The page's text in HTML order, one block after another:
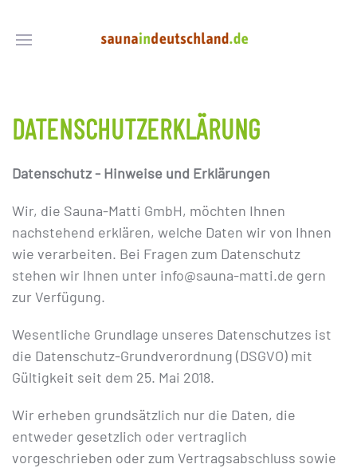
DATENSCHUTZERKLÄRUNG
Datenschutz - Hinweise und Erklärungen
Wir, die Sauna-Matti GmbH, möchten Ihnen
nachstehend erklären, welche Daten wir von Ihnen
wie verarbeiten. Bei Fragen zum Datenschutz
stehen wir Ihnen unter info@sauna-matti.de gern
zur Verfügung.
Wesentliche Grundlage unseres Datenschutzes ist
die Datenschutz-Grundverordnung (DSGVO) mit
Gültigkeit seit dem 25. Mai 2018.
Wir erheben grundsätzlich nur die Daten, die
entweder gesetzlich oder vertraglich
vorgeschrieben oder zum Vertragsabschluss sowie